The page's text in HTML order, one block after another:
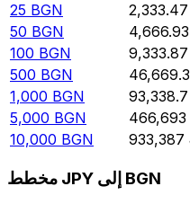
25 BGN 2,333.47
50 BGN 4,666.93
100 BGN 9,333.87
500 BGN 46,669.3
1,000 BGN 93,338.7
5,000 BGN 466,693
10,000 BGN 933,387
مخطط JPY إلى BGN